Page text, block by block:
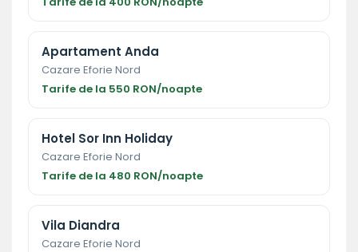
Apartament Anda
Cazare Eforie Nord
Tarife de la 550 RON/noapte
Hotel Sor Inn Holiday
Cazare Eforie Nord
Tarife de la 480 RON/noapte
Vila Diandra
Cazare Eforie Nord